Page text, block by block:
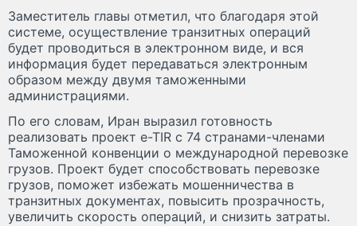
Заместитель главы отметил, что благодаря этой
системе, осуществление транзитных операций
будет проводиться в электронном виде, и вся
информация будет передаваться электронным
образом между двумя таможенными
администрациями.
По его словам, Иран выразил готовность
реализовать проект e-TIR с 74 странами-членами
Таможенной конвенции о международной перевозке
грузов. Проект будет способствовать перевозке
грузов, поможет избежать мошенничества в
транзитных документах, повысить прозрачность,
увеличить скорость операций, и снизить затраты.